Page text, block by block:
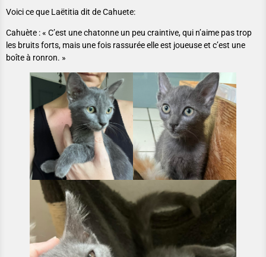
Voici ce que Laëtitia dit de Cahuete:
Cahuète : « C’est une chatonne un peu craintive, qui n’aime pas trop
les bruits forts, mais une fois rassurée elle est joueuse et c’est une
boîte à ronron. »